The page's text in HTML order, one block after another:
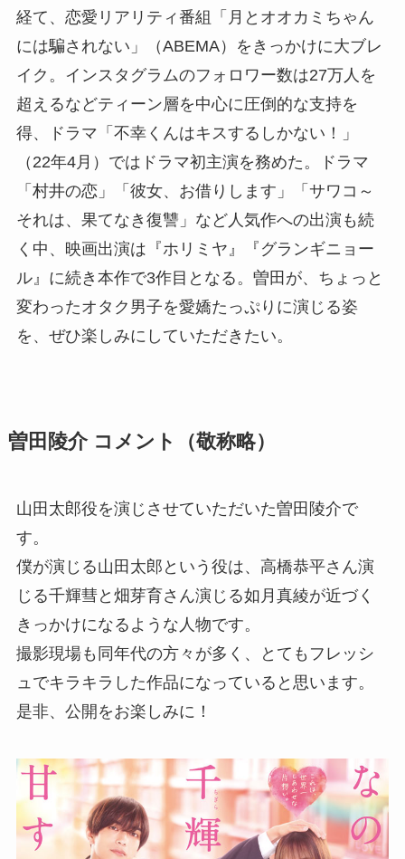
経て、恋愛リアリティ番組「月とオオカミちゃん
には騙されない」（ABEMA）をきっかけに大ブレ
イク。インスタグラムのフォロワー数は27万人を
超えるなどティーン層を中心に圧倒的な支持を
得、ドラマ「不幸くんはキスするしかない！」
（22年4月）ではドラマ初主演を務めた。ドラマ
「村井の恋」「彼女、お借りします」「サワコ～
それは、果てなき復讐」など人気作への出演も続
く中、映画出演は『ホリミヤ』『グランギニョー
ル』に続き本作で3作目となる。曽田が、ちょっと
変わったオタク男子を愛嬌たっぷりに演じる姿
を、ぜひ楽しみにしていただきたい。
曽田陵介 コメント（敬称略）
山田太郎役を演じさせていただいた曽田陵介で
す。
僕が演じる山田太郎という役は、高橋恭平さん演
じる千輝彗と畑芽育さん演じる如月真綾が近づく
きっかけになるような人物です。
撮影現場も同年代の方々が多く、とてもフレッシ
ュでキラキラした作品になっていると思います。
是非、公開をお楽しみに！